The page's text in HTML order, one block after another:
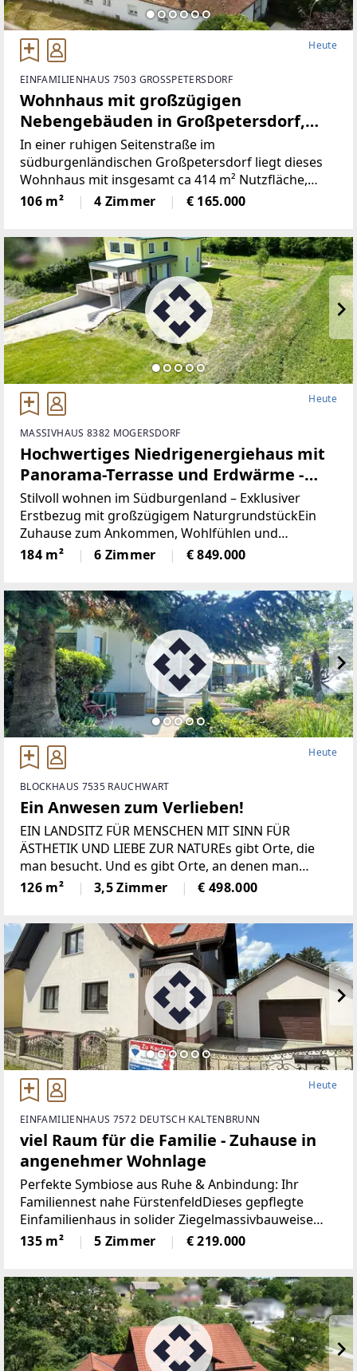
Heute
EINFAMILIENHAUS 7503 GROSSPETERSDORF
Wohnhaus mit großzügigen
Nebengebäuden in Großpetersdorf,
Burgenland
In einer ruhigen Seitenstraße im
südburgenländischen Großpetersdorf liegt dieses
Wohnhaus mit insgesamt ca 414 m² Nutzfläche,
davon ca 106 m² Wohnfläche auf einem Grundstück
mit der Widmung Bauland-Geschäftsgebiet und
106 m² 4 Zimmer € 165.000
Heute
MASSIVHAUS 8382 MOGERSDORF
Hochwertiges Niedrigenergiehaus mit
Panorama-Terrasse und Erdwärme -
Wohnen mit Freiraum im
Südburgenland
Stilvoll wohnen im Südburgenland – Exklusiver
Erstbezug mit großzügigem NaturgrundstückEin
Zuhause zum Ankommen, Wohlfühlen und
Bleiben.Dieses hochwertige Niedrigenergiehaus in
Massivbauweise vereint modernes Design,
184 m² 6 Zimmer € 849.000
Heute
BLOCKHAUS 7535 RAUCHWART
Ein Anwesen zum Verlieben!
EIN LANDSITZ FÜR MENSCHEN MIT SINN FÜR
ÄSTHETIK UND LIEBE ZUR NATUREs gibt Orte, die
man besucht. Und es gibt Orte, an denen man
ankommt.In einer ruhigen Sackgasse des idyllischen
Rauchwarts entfaltet diese außergewöhnliche
126 m² 3,5 Zimmer € 498.000
Heute
EINFAMILIENHAUS 7572 DEUTSCH KALTENBRUNN
viel Raum für die Familie - Zuhause in
angenehmer Wohnlage
Perfekte Symbiose aus Ruhe & Anbindung: Ihr
Familiennest nahe FürstenfeldDieses gepflegte
Einfamilienhaus in solider Ziegelmassivbauweise
(Baujahr 1961) bietet die seltene Kombination aus
idyllischem Wohnen in einer ruhigen Siedlung und
135 m² 5 Zimmer € 219.000